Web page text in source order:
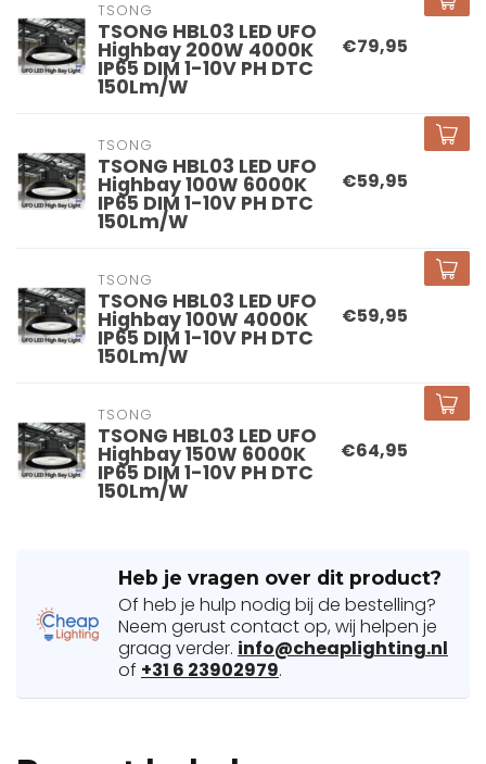
TSONG
TSONG HBL03 LED UFO
Highbay 200W 4000K
IP65 DIM 1-10V PH DTC
150Lm/W
€79,95
TSONG
TSONG HBL03 LED UFO
Highbay 100W 6000K
IP65 DIM 1-10V PH DTC
150Lm/W
€59,95
TSONG
TSONG HBL03 LED UFO
Highbay 100W 4000K
IP65 DIM 1-10V PH DTC
150Lm/W
€59,95
TSONG
TSONG HBL03 LED UFO
Highbay 150W 6000K
IP65 DIM 1-10V PH DTC
150Lm/W
€64,95
Heb je vragen over dit product?
Of heb je hulp nodig bij de bestelling?
Neem gerust contact op, wij helpen je
graag verder. info@cheaplighting.nl
of +31 6 23902979.